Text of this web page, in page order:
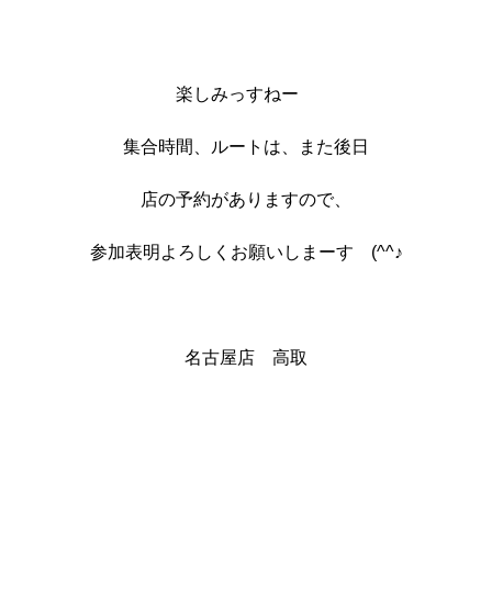
楽しみっすねー
集合時間、ルートは、また後日
店の予約がありますので、
参加表明よろしくお願いしまーす (^^♪
名古屋店 高取